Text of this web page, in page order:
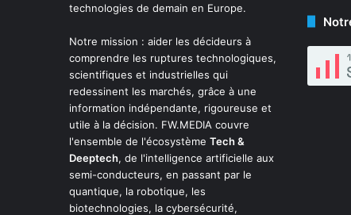
technologies de demain en Europe.
Notre mission : aider les décideurs à
comprendre les ruptures technologiques,
scientifiques et industrielles qui
redessinent les marchés, grâce à une
information indépendante, rigoureuse et
utile à la décision. FW.MEDIA couvre
l'ensemble de l'écosystème Tech &
Deeptech, de l'intelligence artificielle aux
semi-conducteurs, en passant par le
quantique, la robotique, les
biotechnologies, la cybersécurité,